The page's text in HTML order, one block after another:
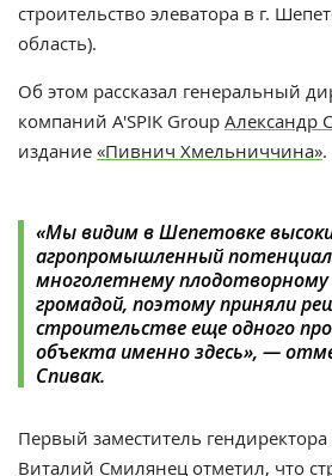
строительство элеватора в г.
область).
Об этом рассказал генеральный
компаний A'SPIK Group Александр
издание «Пивнич Хмельниччина».
«Мы видим в Шепетовке
агропромышленный
многолетнему плодотворному
громадой, поэтому приняли
строительстве еще одного
объекта именно здесь», —
Спивак.
Первый заместитель гендиректора
Виталий Смилянецотметил, что